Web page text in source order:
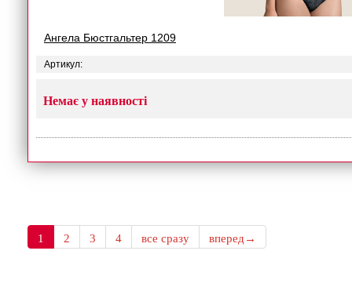
Ангела Бюстгальтер 1209
Артикул:
Немає у наявності
1 2 3 4 все сразу вперед→